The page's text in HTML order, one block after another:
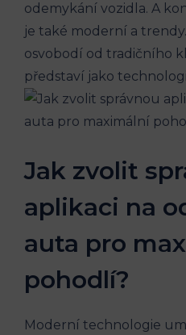
odemykání vozidla. A
je také moderní a
osvobodí od tradičního
představí jako
Jak zvolit
aplikaci na
auta pro
pohodlí?
Moderní technologie